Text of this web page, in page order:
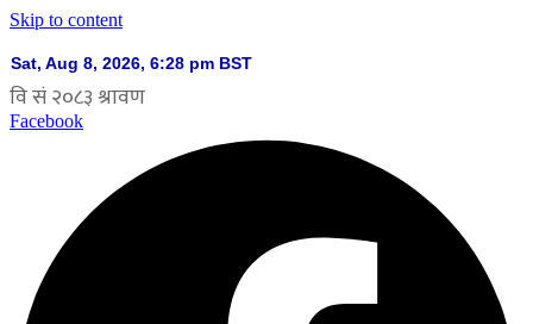
Skip to content
Facebook